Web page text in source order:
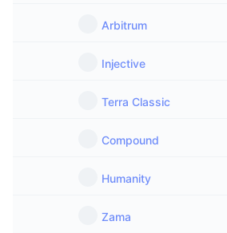
Academy
Glossario
Arbitrum
Injective
Terra Classic
Compound
Humanity
Zama